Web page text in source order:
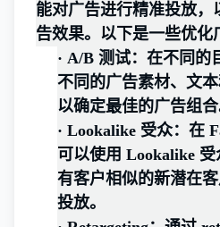
能对广告进行精准投放，
告效果。以下是一些优化
· A/B 测试：在不同的
不同的广告素材、文本
以确定最佳的广告组合
· Lookalike 受众：在
可以使用 Lookalike
有客户相似的新潜在
投放。